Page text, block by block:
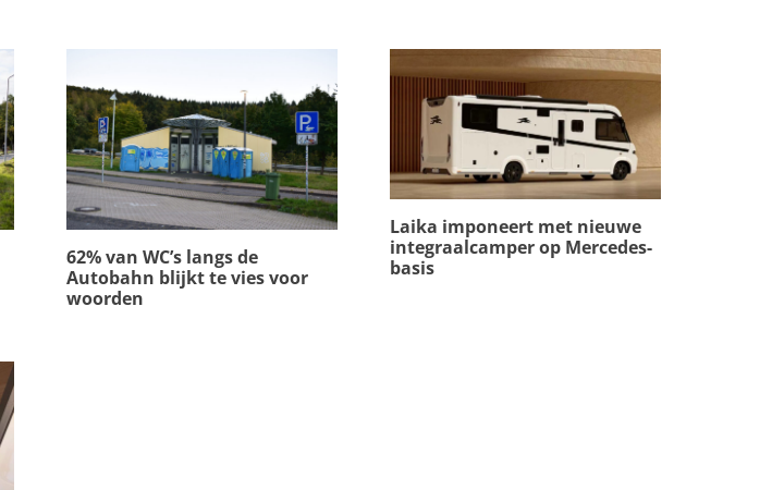
62% van WC’s langs de
Autobahn blijkt te vies voor
woorden
Laika imponeert met nieuwe
integraalcamper op Mercedes-
basis